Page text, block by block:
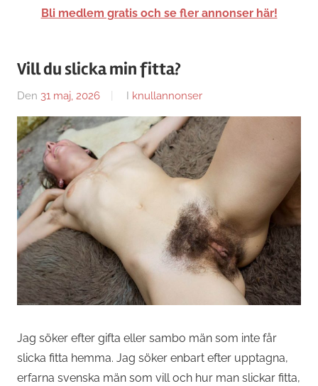
Bli medlem gratis och se fler annonser här!
Vill du slicka min fitta?
Den 31 maj, 2026
Av
Caroline
I knullannonser
Jag söker efter gifta eller sambo män som inte får
slicka fitta hemma. Jag söker enbart efter upptagna,
erfarna svenska män som vill och hur man slickar fitta,